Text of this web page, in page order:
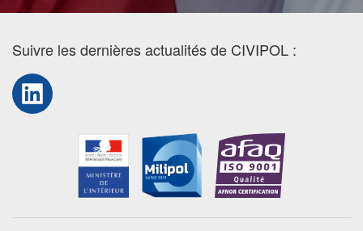
Suivre les dernières actualités de CIVIPOL :
LinkedIn